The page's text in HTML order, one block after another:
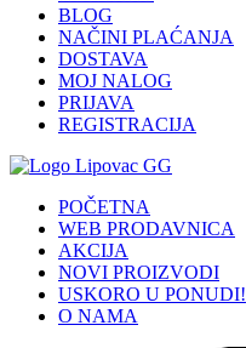
BLOG
NAČINI PLAĆANJA
DOSTAVA
MOJ NALOG
PRIJAVA
REGISTRACIJA
POČETNA
WEB PRODAVNICA
AKCIJA
NOVI PROIZVODI
USKORO U PONUDI!
O NAMA